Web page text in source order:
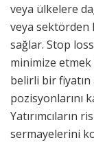
veya ülkelere
veya sektörden
sağlar. Stop loss
minimize etmek
belirli bir
pozisyonlarını
Yatırımcıların
sermayelerini